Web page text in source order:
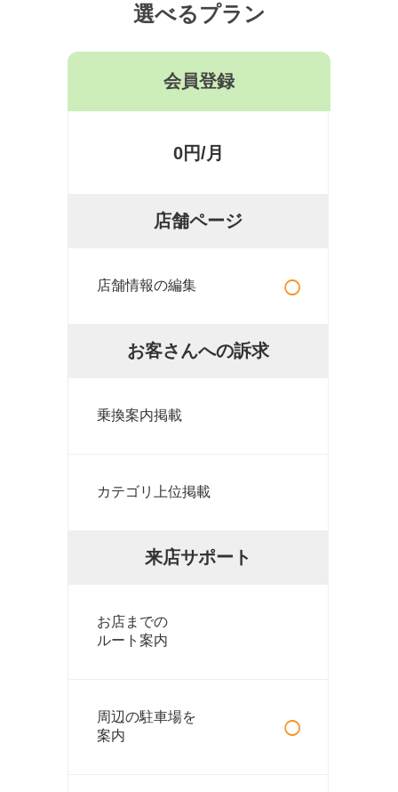
選べるプラン
会員登録
0円/月
店舗ページ
店舗情報の編集 ○
お客さんへの訴求
乗換案内掲載
カテゴリ上位掲載
来店サポート
お店までの
ルート案内
周辺の駐車場を
案内
○